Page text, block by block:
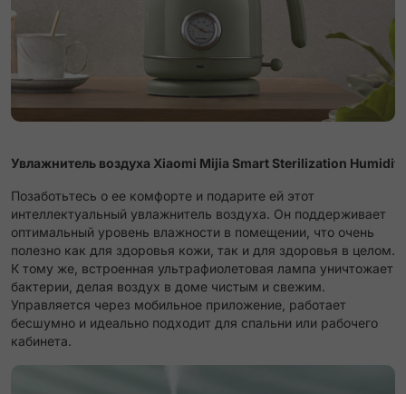
Увлажнитель воздуха Xiaomi Mijia Smart Sterilization
Позаботьтесь о ее комфорте и подарите ей этот
интеллектуальный увлажнитель воздуха. Он поддерживает
оптимальный уровень влажности в помещении, что очень
полезно как для здоровья кожи, так и для здоровья в целом.
К тому же, встроенная ультрафиолетовая лампа уничтожает
бактерии, делая воздух в доме чистым и свежим.
Управляется через мобильное приложение, работает
бесшумно и идеально подходит для спальни или рабочего
кабинета.